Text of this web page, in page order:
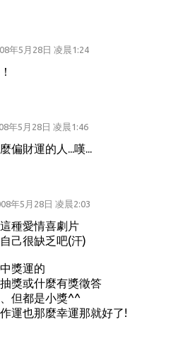
年5月28日 凌晨1:24
年5月28日 凌晨1:46
偏財運的人...嘆...
年5月28日 凌晨2:03
種愛情喜劇片
己很缺乏吧(汗)
獎運的
獎或什麼有獎徵答
但都是小獎^^
運也那麼幸運那就好了!